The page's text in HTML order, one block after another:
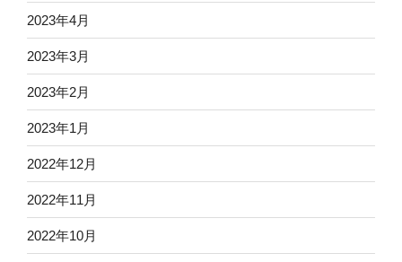
2023年4月
2023年3月
2023年2月
2023年1月
2022年12月
2022年11月
2022年10月